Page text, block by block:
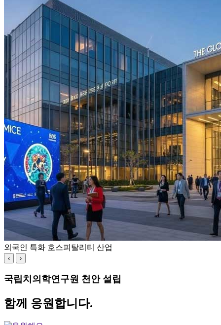
외국인 특화 호스피탈리티 산업
‹ ›
국립치의학연구원 천안 설립
함께 응원합니다.